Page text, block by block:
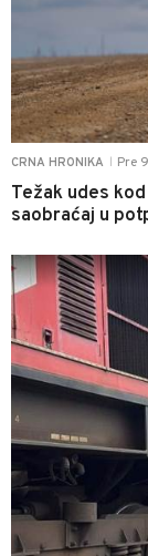
CRNA HRONIKA Pre
Težak udes
saobraćaj u